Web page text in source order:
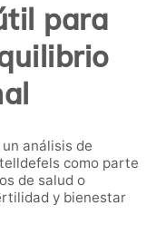
para
análisis de
como parte
de salud o
y bienestar